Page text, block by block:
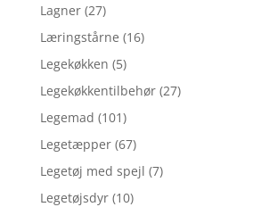
Lagner (27)
Læringstårne (16)
Legekøkken (5)
Legekøkkentilbehør (27)
Legemad (101)
Legetæpper (67)
Legetøj med spejl (7)
Legetøjsdyr (10)